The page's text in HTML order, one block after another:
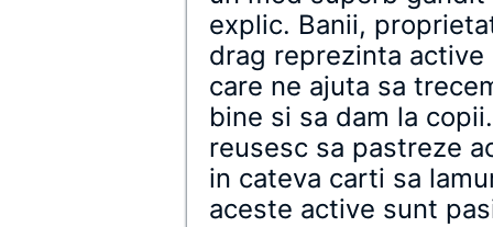
explic. Banii,
drag reprezinta
care ne ajuta sa
bine si sa dam la
reusesc sa pastreze
in cateva carti sa
aceste active sunt